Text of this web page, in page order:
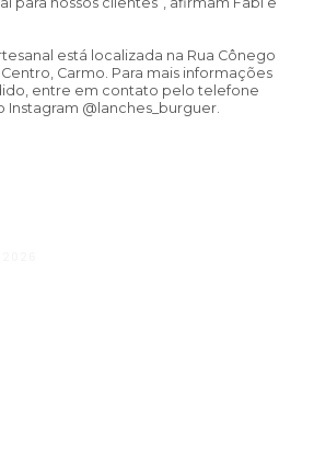
está localizada na Rua Cônego
Carmo. Para mais informações
entre em contato pelo telefone
Instagram @lanches_burguer.